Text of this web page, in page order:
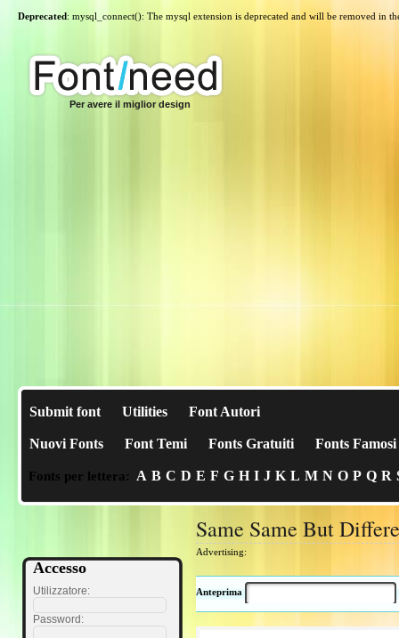
Deprecated: mysql_connect(): The mysql extension is deprecated and will be removed in
Per avere il miglior design
Submit font Utilities Font Autori
Nuovi Fonts Font Temi Fonts Gratuiti Fonts Famosi
Fonts per lettera: A B C D E F G H I J K L M N O P Q R
Accesso
Utilizzatore:
Password:
Same Same But
Advertising:
Anteprima